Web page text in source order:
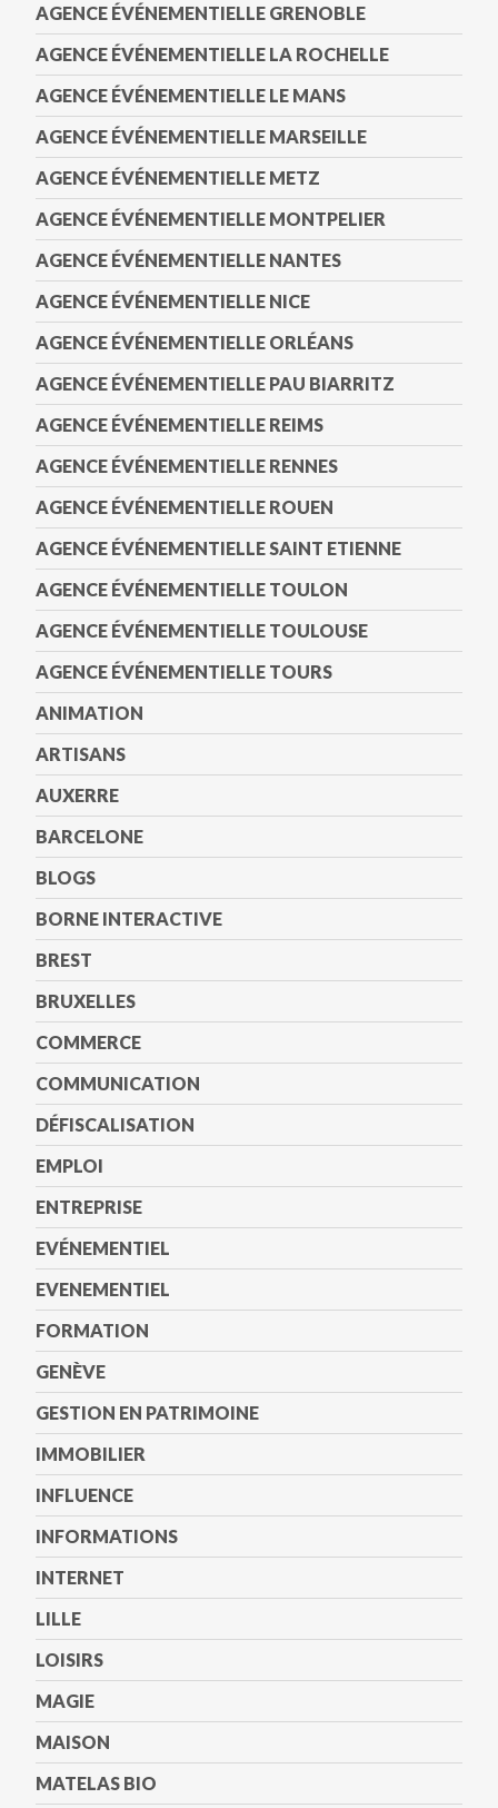
AGENCE ÉVÉNEMENTIELLE GRENOBLE
AGENCE ÉVÉNEMENTIELLE LA ROCHELLE
AGENCE ÉVÉNEMENTIELLE LE MANS
AGENCE ÉVÉNEMENTIELLE MARSEILLE
AGENCE ÉVÉNEMENTIELLE METZ
AGENCE ÉVÉNEMENTIELLE MONTPELIER
AGENCE ÉVÉNEMENTIELLE NANTES
AGENCE ÉVÉNEMENTIELLE NICE
AGENCE ÉVÉNEMENTIELLE ORLÉANS
AGENCE ÉVÉNEMENTIELLE PAU BIARRITZ
AGENCE ÉVÉNEMENTIELLE REIMS
AGENCE ÉVÉNEMENTIELLE RENNES
AGENCE ÉVÉNEMENTIELLE ROUEN
AGENCE ÉVÉNEMENTIELLE SAINT ETIENNE
AGENCE ÉVÉNEMENTIELLE TOULON
AGENCE ÉVÉNEMENTIELLE TOULOUSE
AGENCE ÉVÉNEMENTIELLE TOURS
ANIMATION
ARTISANS
AUXERRE
BARCELONE
BLOGS
BORNE INTERACTIVE
BREST
BRUXELLES
COMMERCE
COMMUNICATION
DÉFISCALISATION
EMPLOI
ENTREPRISE
EVÉNEMENTIEL
EVENEMENTIEL
FORMATION
GENÈVE
GESTION EN PATRIMOINE
IMMOBILIER
INFLUENCE
INFORMATIONS
INTERNET
LILLE
LOISIRS
MAGIE
MAISON
MATELAS BIO